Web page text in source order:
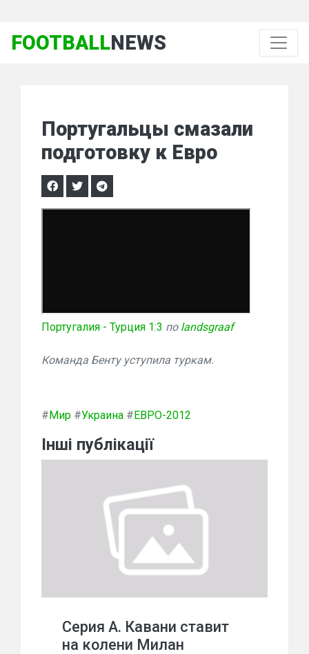
FOOTBALLNEWS
Португальцы смазали
подготовку к Евро
Португалия - Турция 1:3 по landsgraaf
Команда Бенту уступила туркам.
#Мир #Украина #ЕВРО-2012
Інші публікації
Серия А. Кавани ставит
на колени Милан